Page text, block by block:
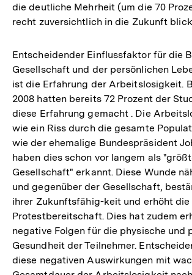
die deutliche Mehrheit (um die 70
recht zuversichtlich in die Zukunft
Entscheidender Einflussfaktor für die
Gesellschaft und der persönlichen
ist die Erfahrung der Arbeitslosigkeit.
2008 hatten bereits 72 Prozent der
diese Erfahrung gemacht . Die
wie ein Riss durch die gesamte
wie der ehemalige Bundespräsident
haben dies schon vor langem als
Gesellschaft" erkannt. Diese Wunde
und gegenüber der Gesellschaft,
ihrer Zukunftsfähig-keit und erhöht die
Protestbereitschaft. Dies hat zudem
negative Folgen für die physische und
Gesundheit der Teilnehmer.
diese negativen Auswirkungen mit